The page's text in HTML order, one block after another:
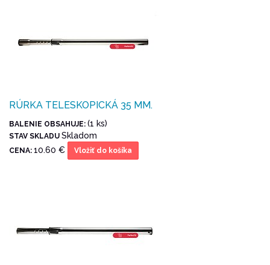
RÚRKA TELESKOPICKÁ 35 MM.
BALENIE OBSAHUJE: (1 ks)
STAV SKLADU Skladom
CENA: 10.60 € Vložiť do košíka